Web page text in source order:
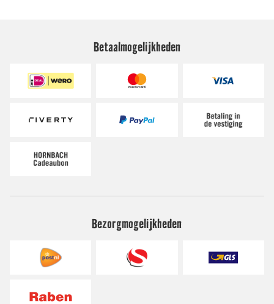
Betaalmogelijkheden
Bezorgmogelijkheden